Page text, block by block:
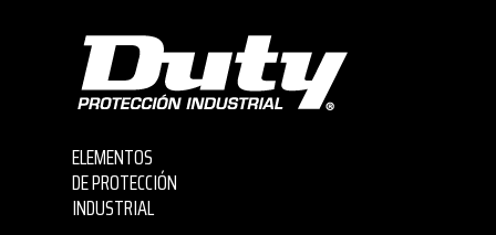
ELEMENTOS
DE PROTECCIÓN
INDUSTRIAL